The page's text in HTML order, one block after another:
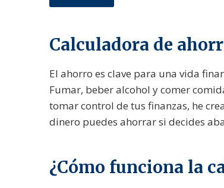
Calculadora de
El ahorro es clave para una vida
Fumar, beber alcohol y comer
tomar control de tus finanzas, he
dinero puedes ahorrar si decides
¿Cómo funciona la